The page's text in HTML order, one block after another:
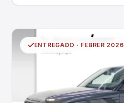
ENTREGADO · FEBRER 2026